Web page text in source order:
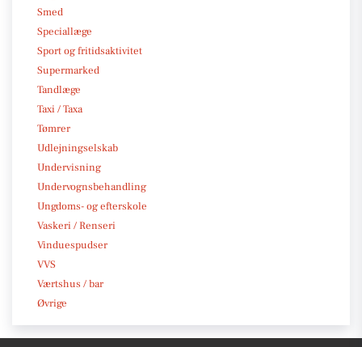
Smed
Speciallæge
Sport og fritidsaktivitet
Supermarked
Tandlæge
Taxi / Taxa
Tømrer
Udlejningselskab
Undervisning
Undervognsbehandling
Ungdoms- og efterskole
Vaskeri / Renseri
Vinduespudser
VVS
Værtshus / bar
Øvrige